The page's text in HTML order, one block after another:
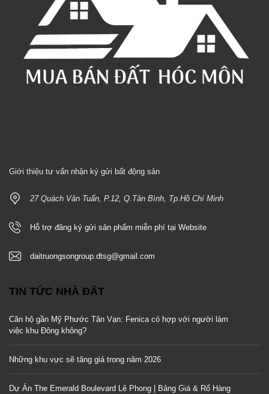
Giới thiệu tư vấn nhận ký gửi bất động sản
27 Quách Văn Tuấn, P.12, Q.Tân Bình, Tp.Hồ Chí Minh
Hỗ trợ đăng ký gửi sản phẩm miễn phí tại Website
daitruongsongroup.dtsg@gmail.com
TIN TỨC NHÀ ĐẤT
Căn hộ gần Mỹ Phước Tân Vạn: Fenica có hợp với người làm
việc khu Đông không?
Những khu vực sẽ tăng giá trong năm 2026
Dự Án The Emerald Boulevard Lê Phong | Bảng Giá & Rổ Hàng